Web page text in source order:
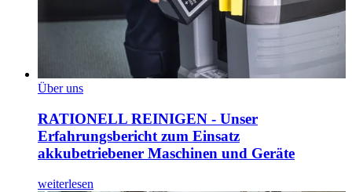
Über uns
RATIONELL REINIGEN - Unser
Erfahrungsbericht zum Einsatz
akkubetriebener Maschinen und Geräte
weiterlesen